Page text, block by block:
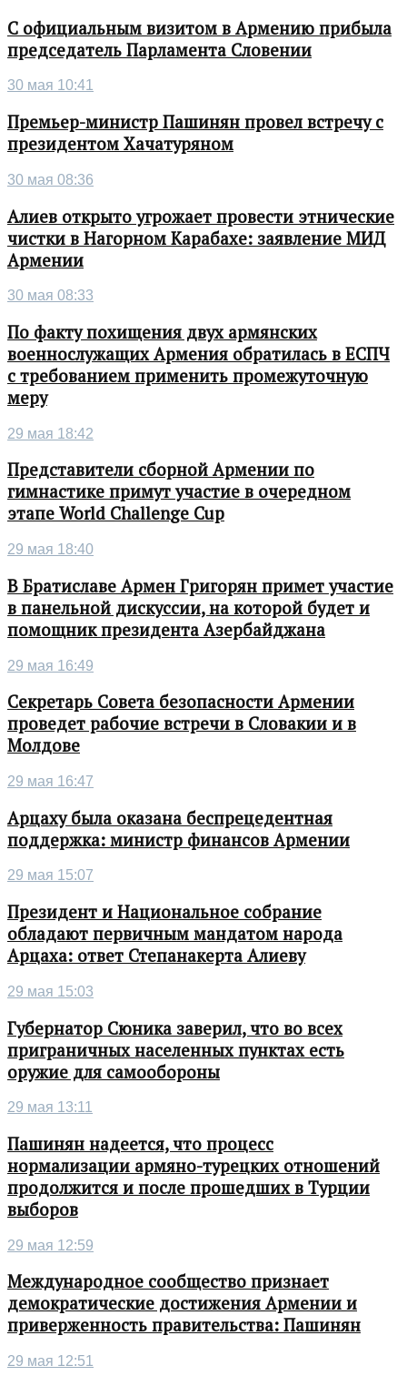
С официальным визитом в Армению прибыла
председатель Парламента Словении
30 мая 10:41
Премьер-министр Пашинян провел встречу с
президентом Хачатуряном
30 мая 08:36
Алиев открыто угрожает провести этнические
чистки в Нагорном Карабахе: заявление МИД
Армении
30 мая 08:33
По факту похищения двух армянских
военнослужащих Армения обратилась в ЕСПЧ
с требованием применить промежуточную
меру
29 мая 18:42
Представители сборной Армении по
гимнастике примут участие в очередном
этапе World Challenge Cup
29 мая 18:40
В Братиславе Армен Григорян примет участие
в панельной дискуссии, на которой будет и
помощник президента Азербайджана
29 мая 16:49
Секретарь Совета безопасности Армении
проведет рабочие встречи в Словакии и в
Молдове
29 мая 16:47
Арцаху была оказана беспрецедентная
поддержка: министр финансов Армении
29 мая 15:07
Президент и Национальное собрание
обладают первичным мандатом народа
Арцаха: ответ Степанакерта Алиеву
29 мая 15:03
Губернатор Сюника заверил, что во всех
приграничных населенных пунктах есть
оружие для самообороны
29 мая 13:11
Пашинян надеется, что процесс
нормализации армяно-турецких отношений
продолжится и после прошедших в Турции
выборов
29 мая 12:59
Международное сообщество признает
демократические достижения Армении и
приверженность правительства: Пашинян
29 мая 12:51